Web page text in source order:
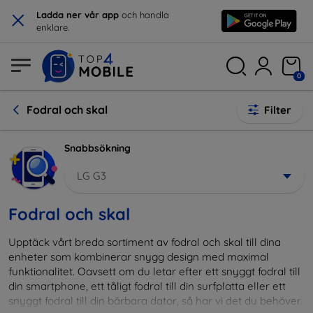
× Ladda ner vår app och handla
enklare.
0
Fodral och skal Filter
Snabbsökning
LG G3
Fodral och skal
Upptäck vårt breda sortiment av fodral och skal till dina
enheter som kombinerar snygg design med maximal
funktionalitet. Oavsett om du letar efter ett snyggt fodral till
din smartphone, ett tåligt fodral till din surfplatta eller ett
snyggt fodral till din bärbara dator, så har vi det du behöver.